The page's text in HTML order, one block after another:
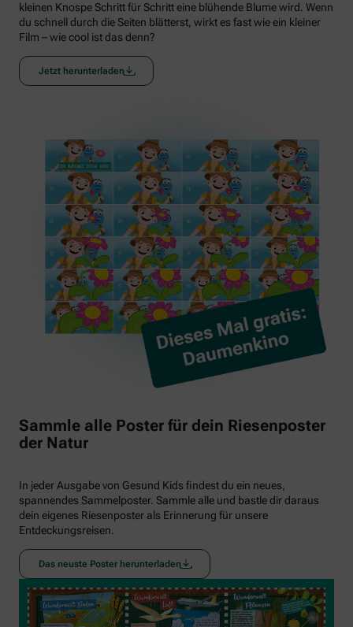
kleinen Knospe Schritt für Schritt eine blühende Blume wird. Wenn
du schnell durch die Seiten blätterst, wirkt es fast wie ein kleiner
Film – wie cool ist das denn?
Jetzt herunterladen
Sammle alle Poster für dein Riesenposter
der Natur
In jeder Ausgabe von Gesund Kids findest du ein neues,
spannendes Sammelposter. Sammle alle und bastle dir daraus
dein eigenes Riesenposter als Erinnerung für unsere
Entdeckungsreisen.
Das neuste Poster herunterladen